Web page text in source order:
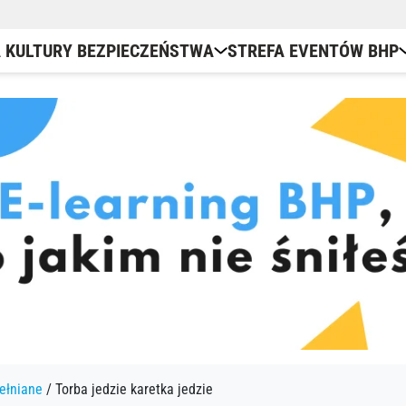
KULTURY BEZPIECZEŃSTWA
Bezpieczeństwo
E-learning BHP
STREFA EVENTÓW BHP
Dni kultury bezpieczeństwa
Szkolenia operatorów
Podkładki pod kubek
Torby bawełniane
E-
/ Torba jedzie karetka jedzie